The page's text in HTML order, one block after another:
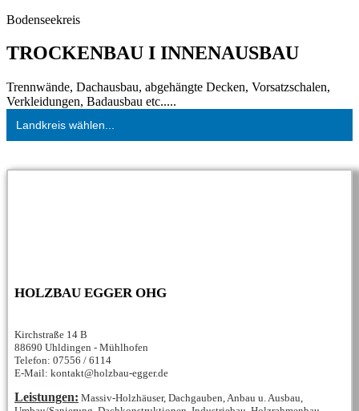
Bodenseekreis
TROCKENBAU I INNENAUSBAU
Trennwände, Dachausbau, abgehängte Decken, Vorsatzschalen,
Verkleidungen, Badausbau etc.....
Landkreis wählen...
HOLZBAU EGGER OHG
Kirchstraße 14 B
88690 Uhldingen - Mühlhofen
Telefon: 07556 / 6114
E-Mail: kontakt@holzbau-egger.de
Leistungen: Massiv-Holzhäuser, Dachgauben, Anbau u. Ausbau,